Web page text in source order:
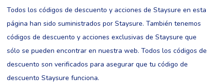
Todos los códigos de descuento y acciones de Staysure en esta
página han sido suministrados por Staysure. También tenemos
códigos de descuento y acciones exclusivas de Staysure que
sólo se pueden encontrar en nuestra web. Todos los códigos de
descuento son verificados para asegurar que tu código de
descuento Staysure funciona.